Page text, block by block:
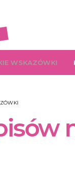
WSKAZÓWKI